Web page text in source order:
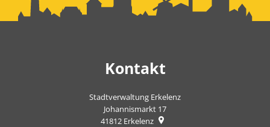
Kontakt
Stadtverwaltung Erkelenz
Johannismarkt 17
41812 Erkelenz